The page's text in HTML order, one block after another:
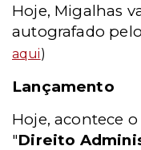
Hoje, Migalhas
autografado
aqui)
Lançamento
Hoje, acontece
"Direito